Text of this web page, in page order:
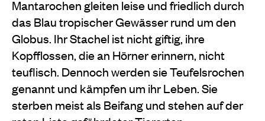
Mantarochen gleiten leise und friedlich durch
das Blau tropischer Gewässer rund um den
Globus. Ihr Stachel ist nicht giftig, ihre
Kopfflossen, die an Hörner erinnern, nicht
teuflisch. Dennoch werden sie Teufelsrochen
genannt und kämpfen um ihr Leben. Sie
sterben meist als Beifang und stehen auf der